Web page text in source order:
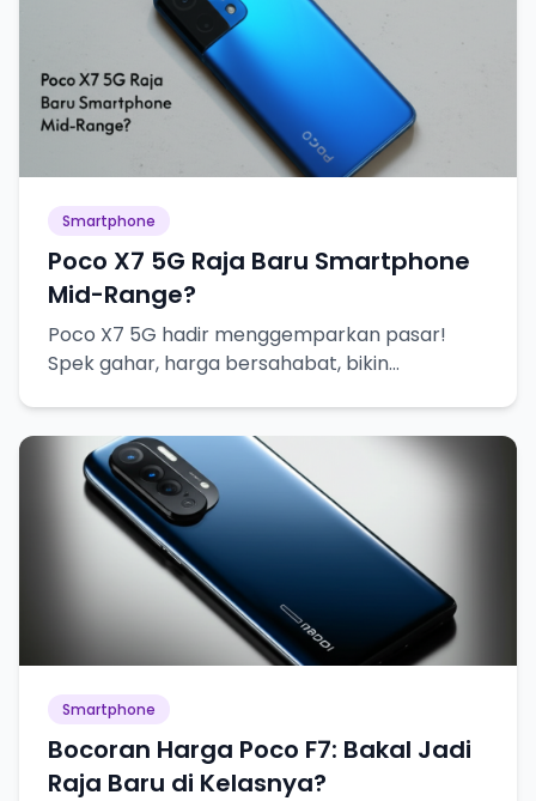
Smartphone
Poco X7 5G Raja Baru Smartphone
Mid-Range?
Poco X7 5G hadir menggemparkan pasar!
Spek gahar, harga bersahabat, bikin
Smartphone
Bocoran Harga Poco F7: Bakal Jadi
Raja Baru di Kelasnya?